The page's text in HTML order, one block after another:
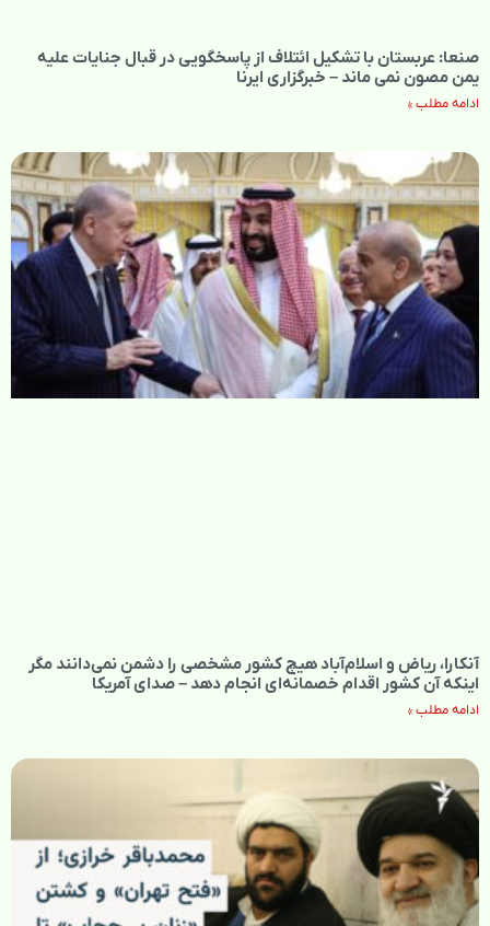
صنعا: عربستان با تشکیل ائتلاف‌ از پاسخگویی در قبال جنایات علیه
یمن مصون نمی‌ ماند – خبرگزاری ایرنا
ادامه مطلب »
آنکارا، ریاض و اسلام‌آباد هیچ کشور مشخصی را دشمن نمی‌دانند مگر
اینکه آن کشور اقدام خصمانه‌ای انجام دهد – صدای آمریکا
ادامه مطلب »